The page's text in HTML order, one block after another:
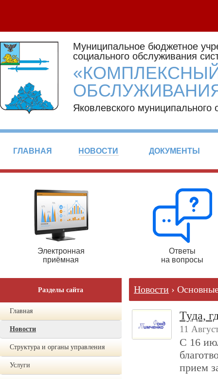
Муниципальное бюджетное
социального обслуживания
Яковлевского муниципального
ГЛАВНАЯ НОВОСТИ ДОКУМЕНТЫ
Электронная
приёмная
Ответы
на вопросы
Разделы сайта
Главная
Новости
Структура и органы управления
Услуги
Новости ›
Туда,
11
С 16
прием